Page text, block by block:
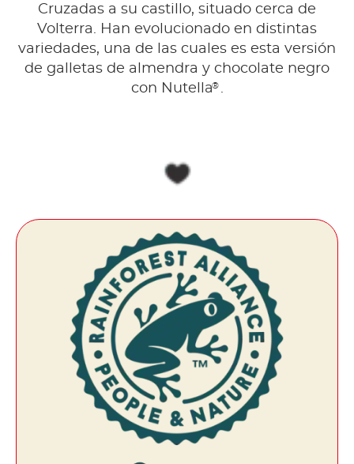
Cruzadas a su castillo, situado cerca de
Volterra. Han evolucionado en distintas
variedades, una de las cuales es esta versión
de galletas de almendra y chocolate negro
con Nutella® .